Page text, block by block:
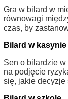
Gra w bilard w
równowagi
czas, by
Bilard w kasynie
Sen o bilardzie
na podjęcie
się, jakie